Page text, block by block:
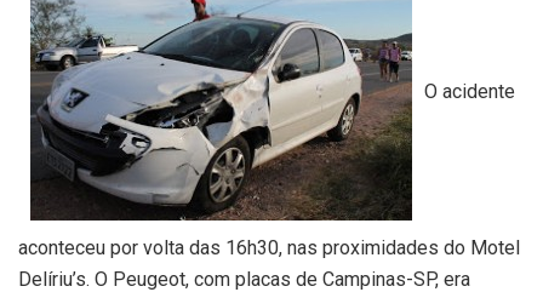
O acidente
aconteceu por volta das 16h30, nas proximidades do Motel
Delíriu’s. O Peugeot, com placas de Campinas-SP, era